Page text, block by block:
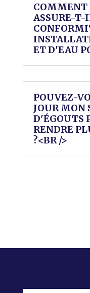
COMMENT
ASSURE-T-
ET D'EAU
POUVEZ-
JOUR MON
D'ÉGOUTS
RENDRE
?<BR />